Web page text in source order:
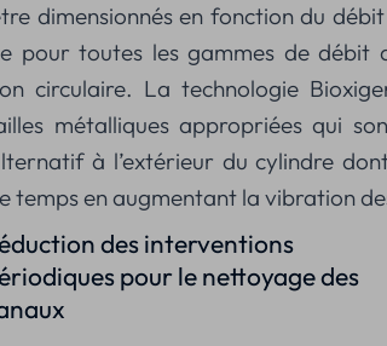
dimensionnés en fonction du
pour toutes les gammes de
circulaire. La technologie
métalliques appropriées qui
à l’extérieur du cylindre
en augmentant la vibration
des interventions
pour le nettoyage des